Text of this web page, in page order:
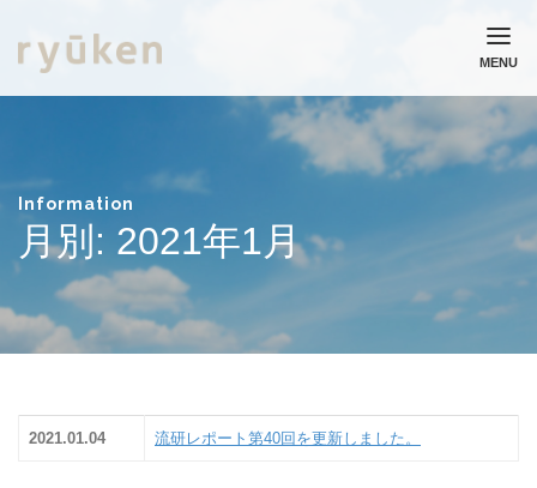
業務実績
コラム
ニュース
採用情報
お問い合わせ
MENU
Information
月別: 2021年1月
2021.01.04 流研レポート第40回を更新しました。